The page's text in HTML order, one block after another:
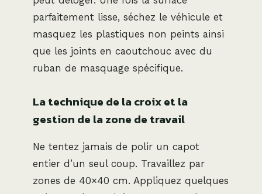
parfaitement lisse, séchez le véhicule et
masquez les plastiques non peints ainsi
que les joints en caoutchouc avec du
ruban de masquage spécifique.
La technique de la croix et la
gestion de la zone de travail
Ne tentez jamais de polir un capot
entier d’un seul coup. Travaillez par
zones de 40×40 cm. Appliquez quelques